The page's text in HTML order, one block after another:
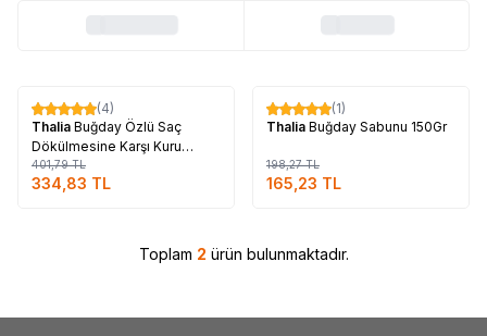
%17
(4)
Thalia Buğday Özlü Saç
Dökülmesine Karşı Kuru
Boyalı ve Yıpranmış Saçlar
Şampuanı 300 ML
401,79TL
334,83 TL
%17
(1)
Thalia Buğday Sabunu 150Gr
198,27TL
165,23 TL
Toplam 2 ürün bulunmaktadır.